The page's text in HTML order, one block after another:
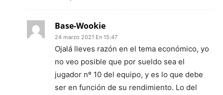
Base-Wookie
24 marzo 2021 En 15:47
Ojalá lleves razón en el tema económico, yo
no veo posible que por sueldo sea el
jugador nº 10 del equipo, y es lo que debe
ser en función de su rendimiento. Lo del